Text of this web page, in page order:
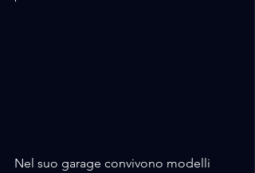
Nel suo garage convivono modelli